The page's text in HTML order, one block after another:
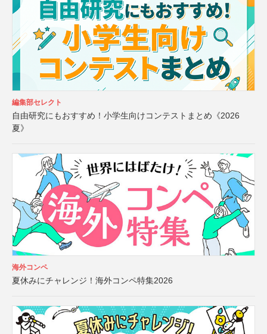
編集部セレクト
自由研究にもおすすめ！小学生向けコンテストまとめ《2026
夏》
海外コンペ
夏休みにチャレンジ！海外コンペ特集2026